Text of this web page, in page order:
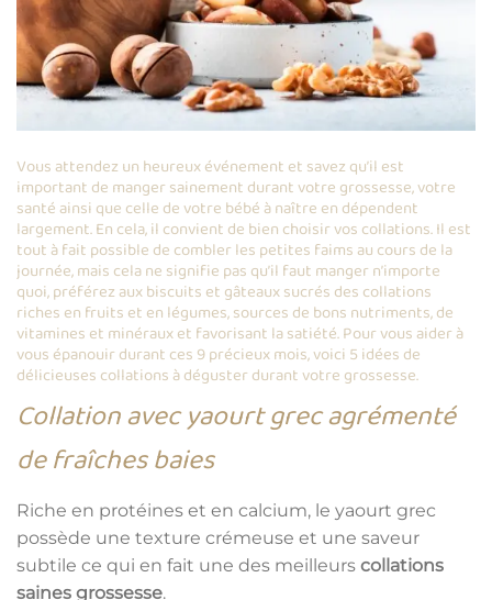
Vous attendez un heureux événement et savez qu’il est
important de manger sainement durant votre grossesse, votre
santé ainsi que celle de votre bébé à naître en dépendent
largement. En cela, il convient de bien choisir vos collations. Il est
tout à fait possible de combler les petites faims au cours de la
journée, mais cela ne signifie pas qu’il faut manger n’importe
quoi, préférez aux biscuits et gâteaux sucrés des collations
riches en fruits et en légumes, sources de bons nutriments, de
vitamines et minéraux et favorisant la satiété. Pour vous aider à
vous épanouir durant ces 9 précieux mois, voici 5 idées de
délicieuses collations à déguster durant votre grossesse.
Collation avec yaourt grec agrémenté
de fraîches baies
Riche en protéines et en calcium, le yaourt grec
possède une texture crémeuse et une saveur
subtile ce qui en fait une des meilleurs collations
saines grossesse.